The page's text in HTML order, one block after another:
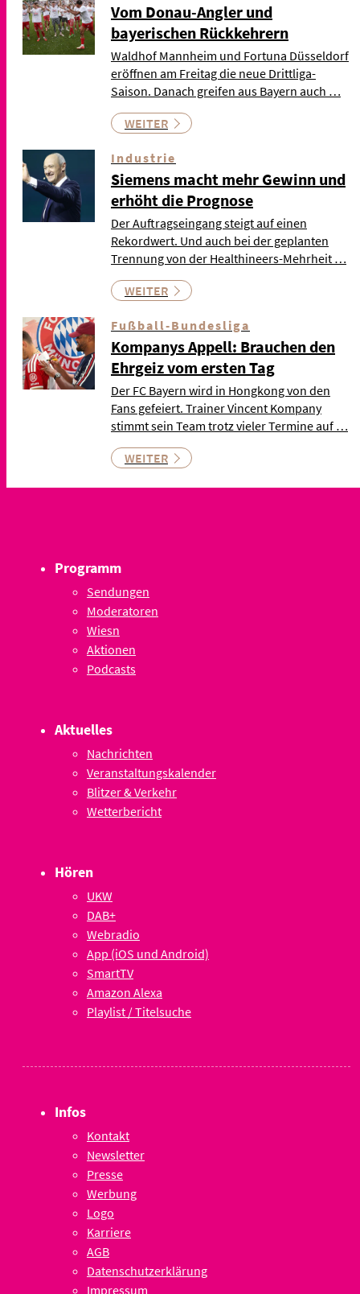
Vom Donau-Angler und
bayerischen Rückkehrern
Waldhof Mannheim und Fortuna Düsseldorf
eröffnen am Freitag die neue Drittliga-
Saison. Danach greifen aus Bayern auch …
WEITER
Industrie
Siemens macht mehr Gewinn und
erhöht die Prognose
Der Auftragseingang steigt auf einen
Rekordwert. Und auch bei der geplanten
Trennung von der Healthineers-Mehrheit …
WEITER
Fußball-Bundesliga
Kompanys Appell: Brauchen den
Ehrgeiz vom ersten Tag
Der FC Bayern wird in Hongkong von den
Fans gefeiert. Trainer Vincent Kompany
stimmt sein Team trotz vieler Termine auf …
WEITER
Programm
Sendungen
Moderatoren
Wiesn
Aktionen
Podcasts
Aktuelles
Nachrichten
Veranstaltungskalender
Blitzer & Verkehr
Wetterbericht
Hören
UKW
DAB+
Webradio
App (iOS und Android)
SmartTV
Amazon Alexa
Playlist / Titelsuche
Infos
Kontakt
Newsletter
Presse
Werbung
Logo
Karriere
AGB
Datenschutzerklärung
Impressum